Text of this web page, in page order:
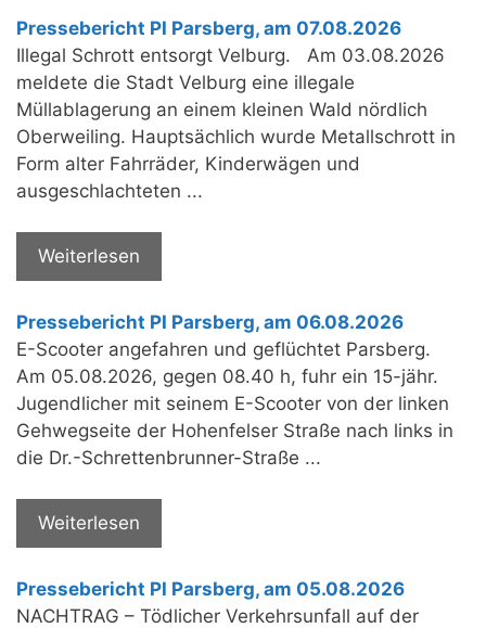
Pressebericht PI Parsberg, am 07.08.2026
Illegal Schrott entsorgt Velburg. Am 03.08.2026
meldete die Stadt Velburg eine illegale
Müllablagerung an einem kleinen Wald nördlich
Oberweiling. Hauptsächlich wurde Metallschrott in
Form alter Fahrräder, Kinderwägen und
ausgeschlachteten ...
Weiterlesen
Pressebericht PI Parsberg, am 06.08.2026
E-Scooter angefahren und geflüchtet Parsberg.
Am 05.08.2026, gegen 08.40 h, fuhr ein 15-jähr.
Jugendlicher mit seinem E-Scooter von der linken
Gehwegseite der Hohenfelser Straße nach links in
die Dr.-Schrettenbrunner-Straße ...
Weiterlesen
Pressebericht PI Parsberg, am 05.08.2026
NACHTRAG – Tödlicher Verkehrsunfall auf der